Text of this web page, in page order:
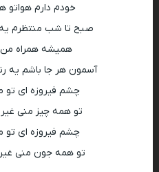
خودم دارم هواتو
صبح تا شب منتظرم
همیشه همراه من
آسمون هر جا باشم یه
چشم فیروزه ای تو
تو همه چیز منی
چشم فیروزه ای تو
تو همه جون منی